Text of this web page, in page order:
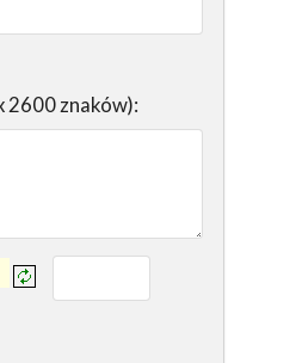
2600 znaków):
tekst z obrazka: